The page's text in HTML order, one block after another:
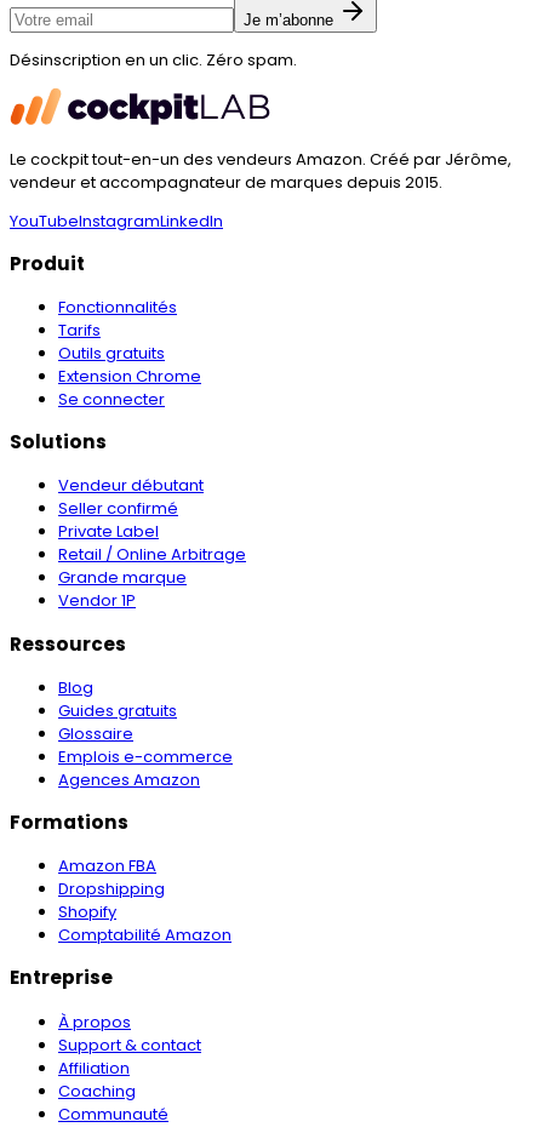
Je m’abonne
Désinscription en un clic. Zéro spam.
Le cockpit tout-en-un des vendeurs Amazon. Créé par Jérôme,
vendeur et accompagnateur de marques depuis 2015.
YouTubeInstagramLinkedIn
Produit
Fonctionnalités
Tarifs
Outils gratuits
Extension Chrome
Se connecter
Solutions
Vendeur débutant
Seller confirmé
Private Label
Retail / Online Arbitrage
Grande marque
Vendor 1P
Ressources
Blog
Guides gratuits
Glossaire
Emplois e-commerce
Agences Amazon
Formations
Amazon FBA
Dropshipping
Shopify
Comptabilité Amazon
Entreprise
À propos
Support & contact
Affiliation
Coaching
Communauté